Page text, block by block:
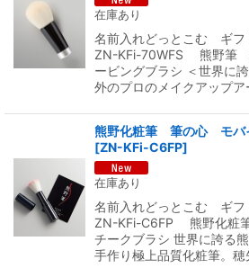
在庫あり
名前入れどっとこむ ギ
ZN-KFi-70WFS 熊野筆
ービングブラシ ＜世界に
外のプロのメイクアップ
熊野化粧筆 筆の心 モバ
[ZN-KFi-C6FP]
在庫あり
名前入れどっとこむ ギ
ZN-KFi-C6FP 熊野化粧
チークブラシ 世界に誇る
手作り極上品質化粧筆。